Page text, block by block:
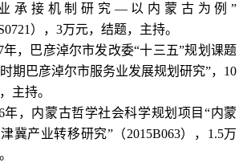
承接机制研究—以内蒙古为例”
）， 3万元，结题，主持。
年，巴彦淖尔市发改委“十三五”规划课题
时期巴彦淖尔市服务业发展规划研究”， 10
主持。
年，内蒙古哲学社会科学规划项目“内蒙
冀产业转移研究”（2015B063）， 1.5万